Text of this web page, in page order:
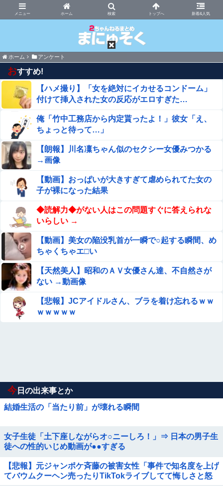
ホーム 新着&人気
まにゅそく 2chまとめニュース速報VIP
ホーム アンケート
おすすめ!
【ハメ撮り】「女を絶対にイカせるコンドーム」
付けて挿入された女の反応がエロすぎた…
俺「竹中工務店から内定貰ったよ！」彼女「え、
ちょっと待って…」
【朗報】川名凜ちゃん似のセクシー女優みつかる
→画像
【動画】おっぱいが大きすぎて虐められてた女の
子が裸になった結果
◆読解力◆がない人はこの問題すぐに答えられな
いらしい →
【動画】美女の陥没乳首が一瞬で○起する瞬間、め
ちゃくちゃエ□い
【天然美人】昭和のＡＶ女優さん達、不自然さが
ない →動画像
【悲報】JCアイドルさん、ブラを着け忘れるｗｗ
ｗｗｗｗｗ
今 日の出来事とか
結婚生活の「当たり前」が壊れる瞬間
女子生徒「土下座しながらオ○ニーしろ！」⇒ 日本の男子生
徒への性的いじめ動画が●●すぎる
【悲報】元ジャンポケ斉藤の被害女性「事件で知名度を上げ
てバウムクーヘン売ったりTikTokライブしてて悔しさと怒